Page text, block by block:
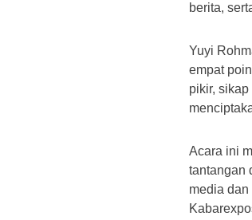
berita,
Yuyi
empat
pikir,
Acara ini
tantangan
media